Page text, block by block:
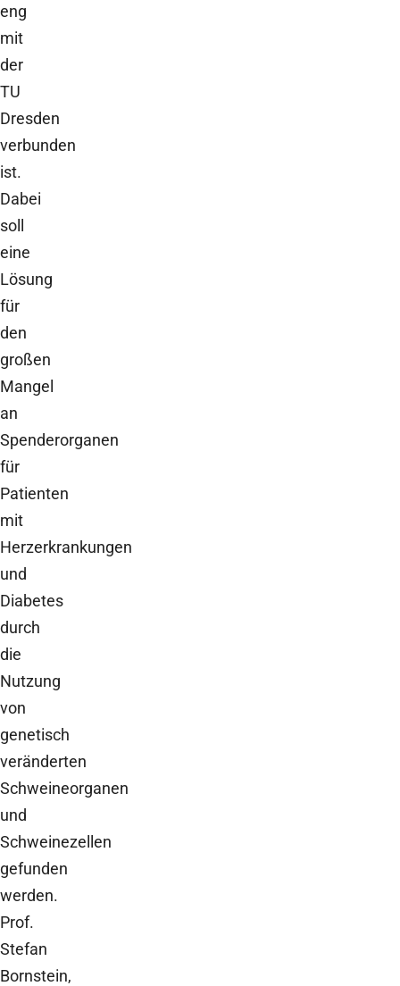
eng
mit
der
TU
Dresden
verbunden
ist.
Dabei
soll
eine
Lösung
für
den
großen
Mangel
an
Spenderorganen
für
Patienten
mit
Herzerkrankungen
und
Diabetes
durch
die
Nutzung
von
genetisch
veränderten
Schweineorganen
und
Schweinezellen
gefunden
werden.
Prof.
Stefan
Bornstein,